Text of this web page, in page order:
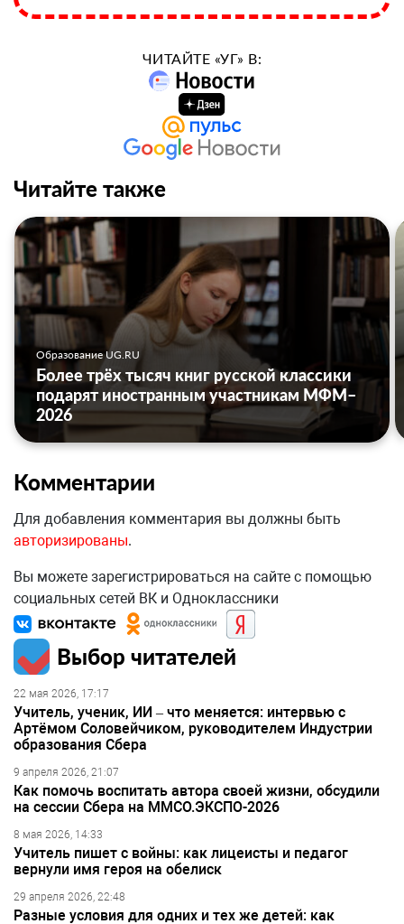
ЧИТАЙТЕ «УГ» В:
Читайте также
Образование UG.RU
Более трёх тысяч книг русской классики
подарят иностранным участникам МФМ–
2026
Комментарии
Для добавления комментария вы должны быть
авторизированы.
Вы можете зарегистрироваться на сайте с помощью
социальных сетей ВК и Одноклассники
Выбор читателей
22 мая 2026, 17:17
Учитель, ученик, ИИ – что меняется: интервью с
Артёмом Соловейчиком, руководителем Индустрии
образования Сбера
9 апреля 2026, 21:07
Как помочь воспитать автора своей жизни, обсудили
на сессии Сбера на ММСО.ЭКСПО-2026
8 мая 2026, 14:33
Учитель пишет с войны: как лицеисты и педагог
вернули имя героя на обелиск
29 апреля 2026, 22:48
Разные условия для одних и тех же детей: как